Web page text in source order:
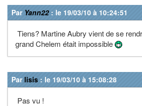
Par Yann22: le 19/03/10 à 10:24:51
Tiens? Martine Aubry vient de se
grand Chelem était impossible
Par lisis : le 19/03/10 à 15:08:28
Pas vu !